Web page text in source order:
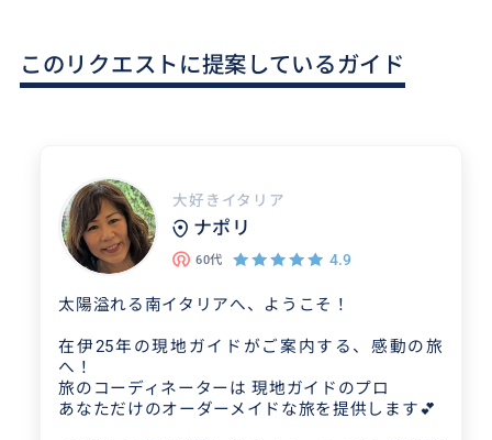
このリクエストに提案しているガイド
大好きイタリア
ナポリ
60代 4.9
太陽溢れる南イタリアへ、ようこそ！
在伊25年の現地ガイドがご案内する、感動の旅
へ！
旅のコーディネーターは 現地ガイドのプロ
あなただけのオーダーメイドな旅を提供します💕